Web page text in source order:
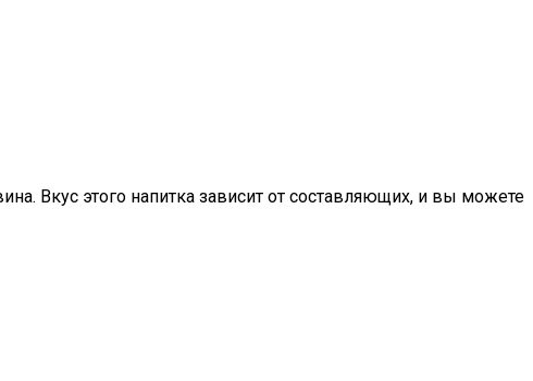
Вкус этого напитка зависит от составляющих, и вы можете